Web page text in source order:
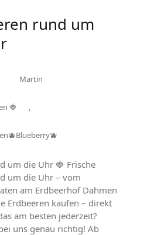
rund um
Martin
🍓
um die Uhr 🍓 Frische
um die Uhr – vom
am Erdbeerhof Dahmen
Erdbeeren kaufen – direkt
am besten jederzeit?
uns genau richtig! Ab